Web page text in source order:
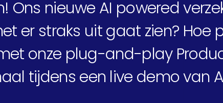
Ons nieuwe AI powered
er straks uit gaat zien? Hoe
onze plug-and-play
tijdens een live demo van